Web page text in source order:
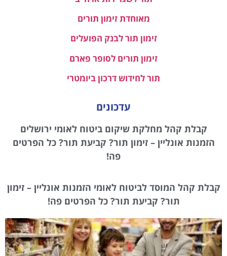
מאוחדת זימון תורים
זימון תור לבנק הפועלים
זימון תורים לסופר פארם
תור לחידוש דרכון ביומטרי
עדכונים
קבלת קהל מחלקת שיקום ביטוח לאומי ירושלים
הזמנות אונליין – זימון תור? קביעת תור? כל הפרטים
פה!
קבלת קהל המוסד לביטוח לאומי הזמנות אונליין – זימון
תור? קביעת תור? כל הפרטים פה!